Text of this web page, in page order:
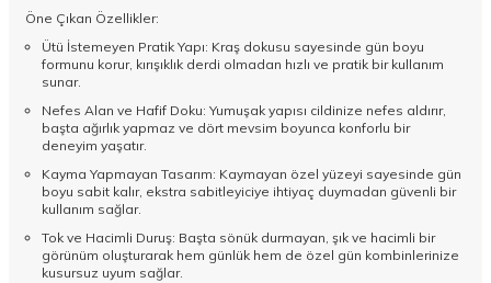
Öne Çıkan Özellikler:
Ütü İstemeyen Pratik Yapı: Kraş dokusu sayesinde gün boyu
formunu korur, kırışıklık derdi olmadan hızlı ve pratik bir kullanım
sunar.
Nefes Alan ve Hafif Doku: Yumuşak yapısı cildinize nefes aldırır,
başta ağırlık yapmaz ve dört mevsim boyunca konforlu bir
deneyim yaşatır.
Kayma Yapmayan Tasarım: Kaymayan özel yüzeyi sayesinde gün
boyu sabit kalır, ekstra sabitleyiciye ihtiyaç duymadan güvenli bir
kullanım sağlar.
Tok ve Hacimli Duruş: Başta sönük durmayan, şık ve hacimli bir
görünüm oluşturarak hem günlük hem de özel gün kombinlerinize
kusursuz uyum sağlar.